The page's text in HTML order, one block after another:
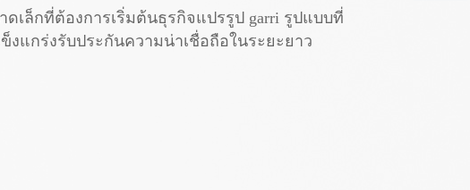
เล็กที่ต้องการเริ่มต้นธุรกิจแปรรูป garri รูปแบบที่
แกร่งรับประกันความน่าเชื่อถือในระยะยาว